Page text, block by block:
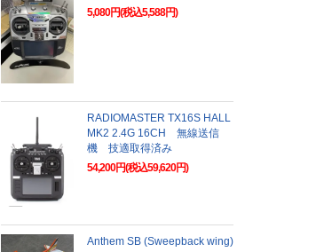
5,080円(税込5,588円)
RADIOMASTER TX16S HALL
MK2 2.4G 16CH 無線送信
機 技適取得済み
54,200円(税込59,620円)
Anthem SB (Sweepback wing)